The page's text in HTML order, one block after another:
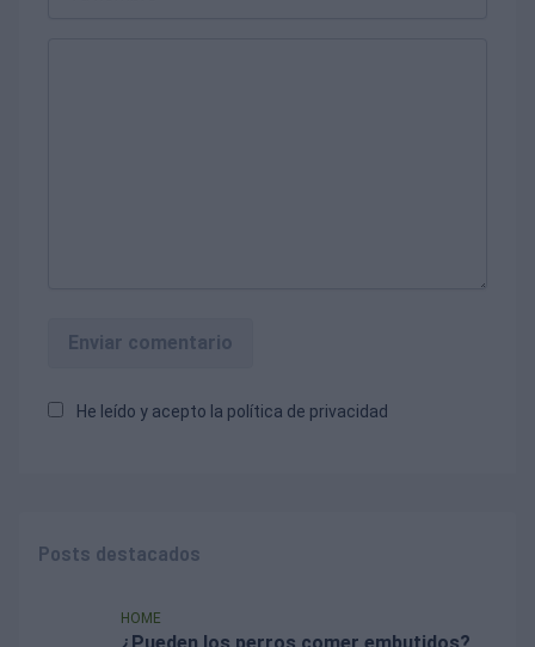
Enviar comentario
He leído y acepto la política de privacidad
Posts destacados
HOME